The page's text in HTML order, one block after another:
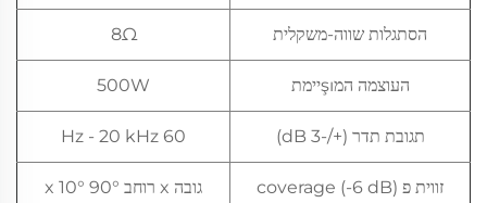
הסתגלות שווה-משקלית 8Ω
העוצמה המşıיימת 500W
תגובת תדר (+/-3 dB) 60 Hz - 20 kHz
זווית פ coverage (-6 dB) גובה x רוחב 90° x 10°